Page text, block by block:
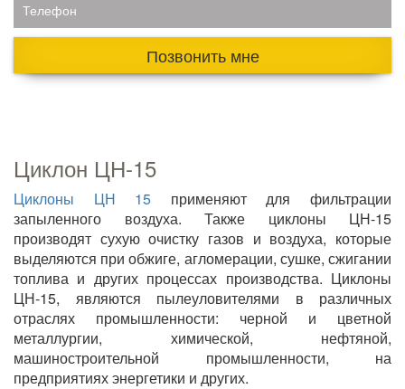
Телефон
Позвонить мне
Циклон ЦН-15
Циклоны ЦН 15 применяют для фильтрации
запыленного воздуха. Также циклоны ЦН-15
производят сухую очистку газов и воздуха, которые
выделяются при обжиге, агломерации, сушке, сжигании
топлива и других процессах производства. Циклоны
ЦН-15, являются пылеуловителями в различных
отраслях промышленности: черной и цветной
металлургии, химической, нефтяной,
машиностроительной промышленности, на
предприятиях энергетики и других.